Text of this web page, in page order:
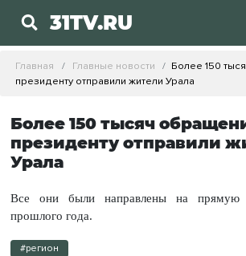
31TV.RU
Главная Главные новости
Более 150
президенту отправили жители Урала
Более 150 тысяч
президенту отправили
Урала
Все они были направлены на прямую
прошлого года.
#регион